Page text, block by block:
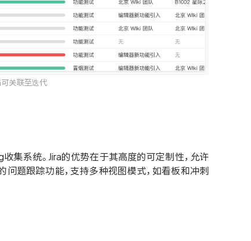
关联至迭代
集系统。Jira的优势在于其高度的可定制性，允许
题跟踪功能，支持多种视图模式，如看板和冲刺